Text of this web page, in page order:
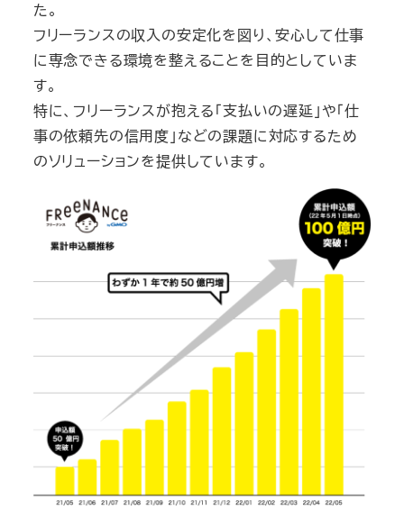
た。
フリーランスの収入の安定化を図り、安心して仕事
に専念できる環境を整えることを目的としていま
す。
特に、フリーランスが抱える「支払いの遅延」や「仕
事の依頼先の信用度」などの課題に対応するため
のソリューションを提供しています。